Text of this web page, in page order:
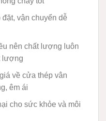
vận chuyển dễ
nên chất lượng luôn
lượng
về cửa thép vân
êm ái
cho sức khỏe và môi